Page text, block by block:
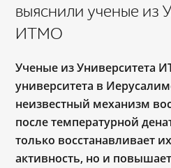
выяснили ученые из
ИТМО
Ученые из Университета
университета в
неизвестный механизм
после температурной
только восстанавливает
активность, но и